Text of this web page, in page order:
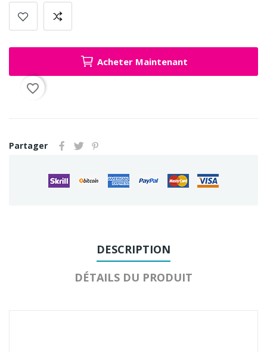
Acheter Maintenant
favorite_border
Partager
DESCRIPTION
DÉTAILS DU PRODUIT